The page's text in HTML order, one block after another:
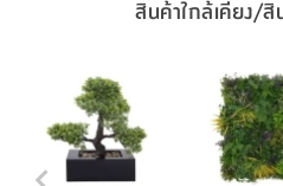
สินค้าใกล้เคียง/สิ